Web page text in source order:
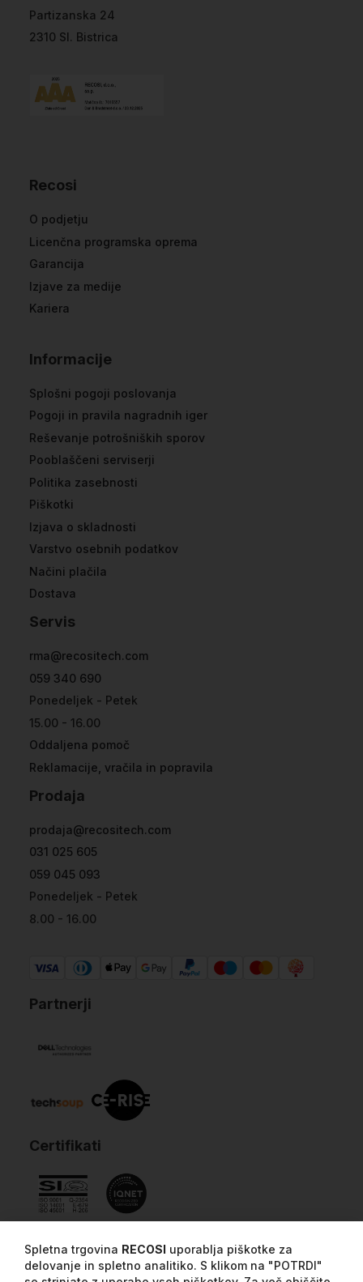
Partizanska 24
2310 Sl. Bistrica
Recosi
O podjetju
Licenčna programska oprema
Garancija
Izjave za medije
Kariera
Informacije
Splošni pogoji poslovanja
Pogoji in pravila nagradnih iger
Reševanje potrošniških sporov
Pooblaščeni serviserji
Politika zasebnosti
Piškotki
Izjava o skladnosti
Varstvo osebnih podatkov
Načini plačila
Dostava
Servis
rma@recositech.com
059 340 690
Ponedeljek - Petek
15.00 - 16.00
Oddaljena pomoč
Reklamacije, vračila in popravila
Prodaja
prodaja@recositech.com
031 025 605
059 045 093
Ponedeljek - Petek
8.00 - 16.00
Partnerji
Certifikati
Spletna trgovina RECOSI uporablja piškotke za
delovanje in spletno analitiko. S klikom na "POTRDI"